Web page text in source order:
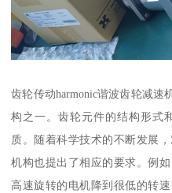
齿轮传动harmonic谐波齿轮减速
构之一。齿轮元件的结构形式
质。随着科学技术的不断发展
机构也提出了相应的要求。例
高速旋转的电机降到很低的转